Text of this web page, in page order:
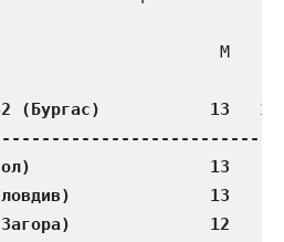
М
(Бургас)           13
13
(Пловдив)              13
Загора)